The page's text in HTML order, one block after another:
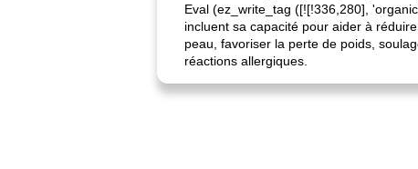
Eval (ez_write_tag ([![!336,280],
incluent sa capacité pour aider à
peau, favoriser la perte de poids,
réactions allergiques.